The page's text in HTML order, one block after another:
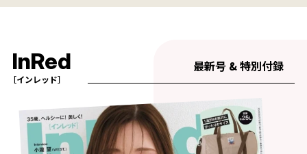
InRed
［インレッド］
最新号 & 特別付録